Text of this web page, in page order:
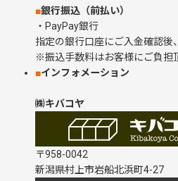
■銀行振込（前払い）
・PayPay銀行
指定の銀行口座にご入金確認後
※振込手数料はお客様にご負担
■インフォメーション
㈱キバコヤ
〒958-0042
新潟県村上市岩船北浜町4-27